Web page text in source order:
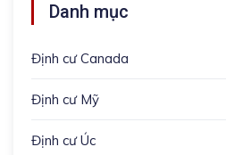
Danh mục
Định cư Canada
Định cư Mỹ
Định cư Úc